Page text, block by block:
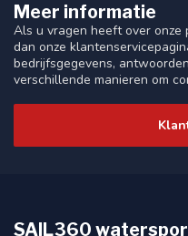
Meer informatie
Als u vragen heeft over onze
dan onze
bedrijfsgegevens,
verschillende manieren om
SAIL360